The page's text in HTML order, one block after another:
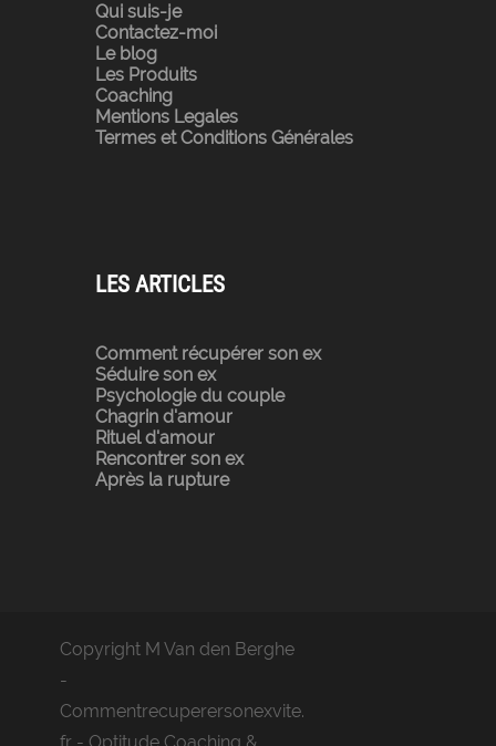
Qui suis-je
Contactez-moi
Le blog
Les Produits
Coaching
Mentions Legales
Termes et Conditions Générales
LES ARTICLES
Comment récupérer son ex
Séduire son ex
Psychologie du couple
Chagrin d'amour
Rituel d'amour
Rencontrer son ex
Après la rupture
Copyright M Van den Berghe
-
Commentrecuperersonexvite.